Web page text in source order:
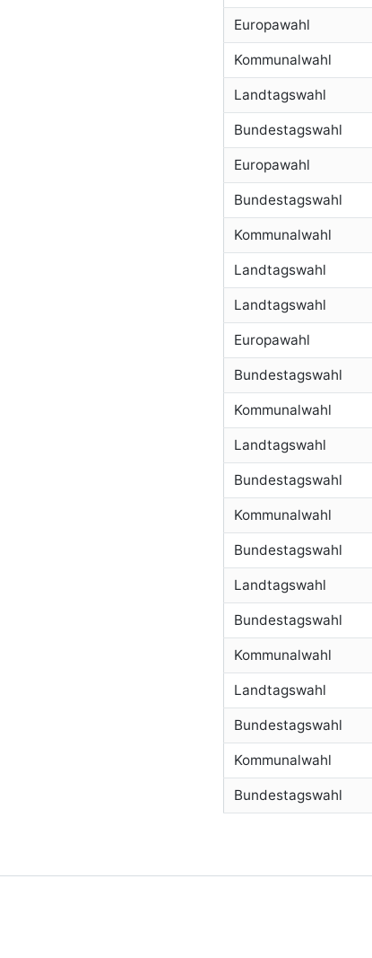
Europawahl
Kommunalwahl
Landtagswahl
Bundestagswahl
Europawahl
Bundestagswahl
Kommunalwahl
Landtagswahl
Landtagswahl
Europawahl
Bundestagswahl
Kommunalwahl
Landtagswahl
Bundestagswahl
Kommunalwahl
Bundestagswahl
Landtagswahl
Bundestagswahl
Kommunalwahl
Landtagswahl
Bundestagswahl
Kommunalwahl
Bundestagswahl